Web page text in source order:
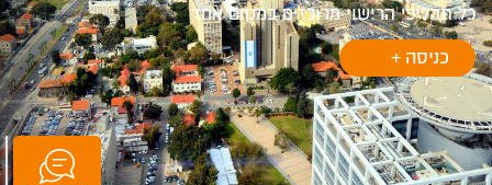
כל תהליכי הרישוי מרוכזים במקום אחד
כניסה +